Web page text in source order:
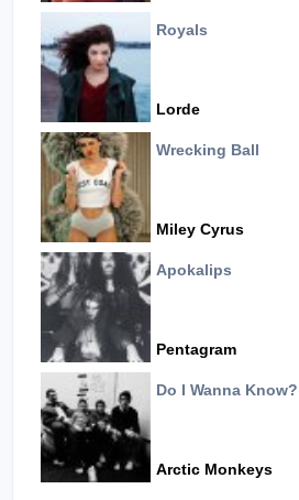
Royals
Lorde
Wrecking Ball
Miley Cyrus
Apokalips
Pentagram
Do I Wanna Know?
Arctic Monkeys